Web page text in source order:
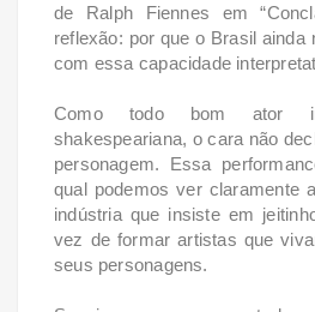
de Ralph Fiennes em
reflexão: por que o Brasil ainda
com essa capacidade
Como todo bom ator
shakespeariana, o cara não
personagem. Essa
qual podemos ver claramente
indústria que insiste em
vez de formar artistas que
seus personagens.